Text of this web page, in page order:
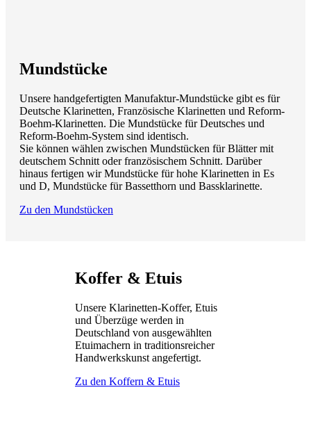
Mundstücke
Unsere handgefertigten Manufaktur-Mundstücke gibt es für
Deutsche Klarinetten, Französische Klarinetten und Reform-
Boehm-Klarinetten. Die Mundstücke für Deutsches und
Reform-Boehm-System sind identisch.
Sie können wählen zwischen Mundstücken für Blätter mit
deutschem Schnitt oder französischem Schnitt. Darüber
hinaus fertigen wir Mundstücke für hohe Klarinetten in Es
und D, Mundstücke für Bassetthorn und Bassklarinette.
Zu den Mundstücken
Koffer & Etuis
Unsere Klarinetten-Koffer, Etuis
und Überzüge werden in
Deutschland von ausgewählten
Etuimachern in traditionsreicher
Handwerkskunst angefertigt.
Zu den Koffern & Etuis